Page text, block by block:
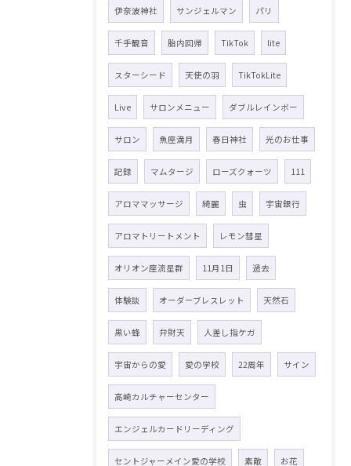
伊奈波神社 サンジェルマン パリ
千手観音 胎内回帰 TikTok lite
スターシード 天使の羽 TikTokLite
Live サロンメニュー ダブルレインボー
サロン 魚座満月 春日神社 光のお仕事
記録 マムタージ ローズクォーツ 111
アロママッサージ 綺麗 虫 宇宙銀行
アロマトリートメント レモン彗星
オリオン座流星群 11月1日 過去
体験談 オーダーブレスレット 天然石
黒い蜂 弁財天 人差し指ケガ
宇宙からの愛 愛の学校 22周年 サイン
高崎カルチャーセンター
エンジェルカードリーディング
セントジャーメイン愛の学校 素敵 お花